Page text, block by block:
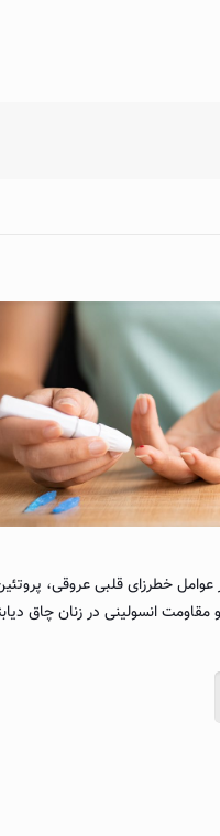
عوامل خطرزای قلبی عروقی،
انسولینی در زنان چاق